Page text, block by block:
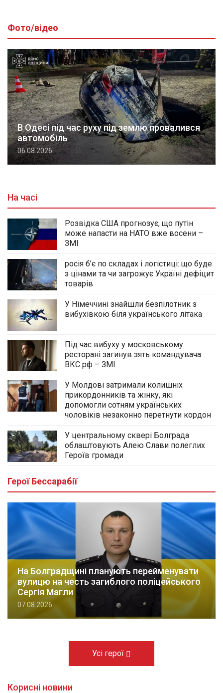
Фото/відео
В Одесі під час руху під землю провалився
автомобіль
06.08.2026
На часі
Розвідка США прогнозує, що путін
може напасти на НАТО вже восени –
ЗМІ
росія б’є по складах і логістиці: що буде
з цінами та чи загрожує Україні дефіцит
товарів
У Німеччині знайшли безпілотник з
вибухівкою біля українського літака
Під час вибуху у московському
ресторані загинув зять командувача
ВКС рф – ЗМІ
У Молдові затримали колишніх
прикордонників та жінку, які
допомогли сотням українських
чоловіків незаконно перетнути кордон
У центральному сквері Болграда
облаштовують Алею Слави полеглих
Героїв громади
Герої Бессарабії
На Болградщині планують перейменувати
вулицю на честь загиблого поліцейського
Сергія Магли
07.08.2026
Усі герої
Корисні новини